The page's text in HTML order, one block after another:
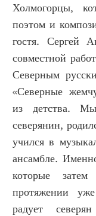
Холмогорцы,
поэтом и
гостя. Сергей
совместной
Северным
«Северные
из детства.
северянин,
учился в
ансамбле.
которые
протяжении
радует